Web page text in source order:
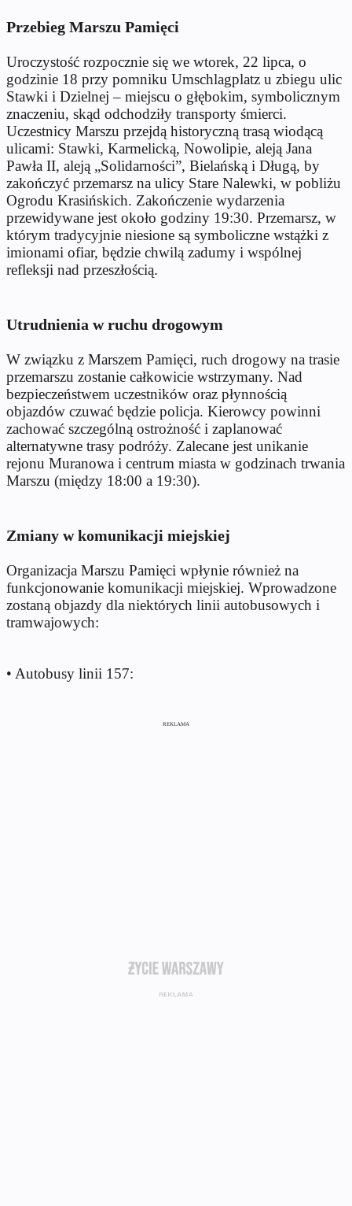
Przebieg Marszu Pamięci
Uroczystość rozpocznie się we wtorek, 22 lipca, o
godzinie 18 przy pomniku Umschlagplatz u zbiegu ulic
Stawki i Dzielnej – miejscu o głębokim, symbolicznym
znaczeniu, skąd odchodziły transporty śmierci.
Uczestnicy Marszu przejdą historyczną trasą wiodącą
ulicami: Stawki, Karmelicką, Nowolipie, aleją Jana
Pawła II, aleją „Solidarności”, Bielańską i Długą, by
zakończyć przemarsz na ulicy Stare Nalewki, w pobliżu
Ogrodu Krasińskich. Zakończenie wydarzenia
przewidywane jest około godziny 19:30. Przemarsz, w
którym tradycyjnie niesione są symboliczne wstążki z
imionami ofiar, będzie chwilą zadumy i wspólnej
refleksji nad przeszłością.
Utrudnienia w ruchu drogowym
W związku z Marszem Pamięci, ruch drogowy na trasie
przemarszu zostanie całkowicie wstrzymany. Nad
bezpieczeństwem uczestników oraz płynnością
objazdów czuwać będzie policja. Kierowcy powinni
zachować szczególną ostrożność i zaplanować
alternatywne trasy podróży. Zalecane jest unikanie
rejonu Muranowa i centrum miasta w godzinach trwania
Marszu (między 18:00 a 19:30).
Zmiany w komunikacji miejskiej
Organizacja Marszu Pamięci wpłynie również na
funkcjonowanie komunikacji miejskiej. Wprowadzone
zostaną objazdy dla niektórych linii autobusowych i
tramwajowych:
• Autobusy linii 157:
REKLAMA